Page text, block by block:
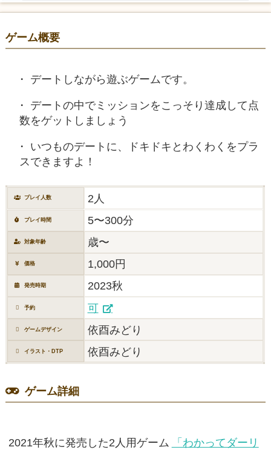
ゲーム概要
デートしながら遊ぶゲームです。
デートの中でミッションをこっそり達成して点
数をゲットしましょう
いつものデートに、ドキドキとわくわくをプラ
スできますよ！
プレイ人数 2人
プレイ時間 5〜300分
対象年齢 歳〜
価格 1,000円
発売時期 2023秋
予約 可
ゲームデザイン 依酉みどり
イラスト・DTP 依酉みどり
ゲーム詳細
2021年秋に発売した2人用ゲーム
「わかってダーリ